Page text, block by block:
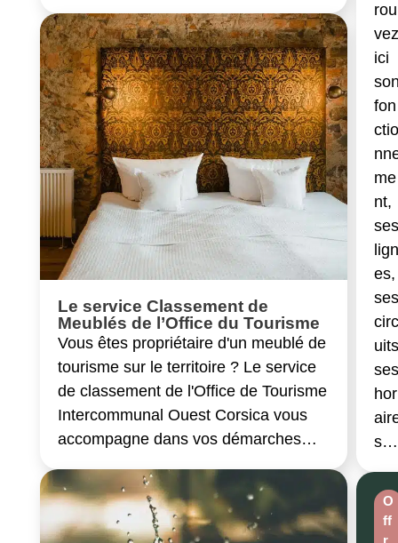
Le service Classement de
Meublés de l’Office du Tourisme
Vous êtes propriétaire d'un meublé de
tourisme sur le territoire ? Le service
de classement de l'Office de Tourisme
Intercommunal Ouest Corsica vous
accompagne dans vos démarches…
rou
ici
fon
me
nt,
es,
hor
s…
O
ff
r